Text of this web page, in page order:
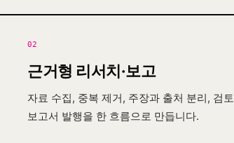
02
근거형 리서치·보고
자료 수집, 중복 제거, 주장과 출처 분리, 검
보고서 발행을 한 흐름으로 만듭니다.